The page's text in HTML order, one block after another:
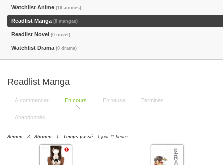
Watchlist Anime (19 animes)
Readlist Manga (8 mangas)
Readlist Novel (0 novel)
Watchlist Drama (0 drama)
Readlist Manga
À commencer En cours En pause Terminés
Abandonnés
Seinen : 3 - Shōnen : 1 - Temps passé : 1 jour 11 heures